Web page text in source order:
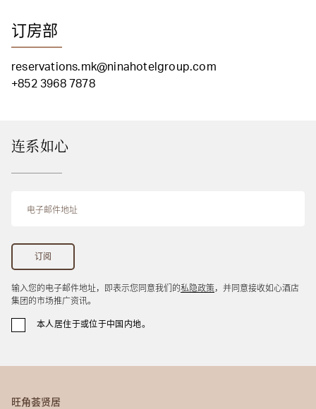
订房部
reservations.mk@ninahotelgroup.com
+852 3968 7878
连系如心
输入您的电子邮件地址，即表示您同意我们的私隐政策，并同意接收如心酒店
集团的市场推广资讯。
本人居住于或位于中国内地。
旺角荟贤居